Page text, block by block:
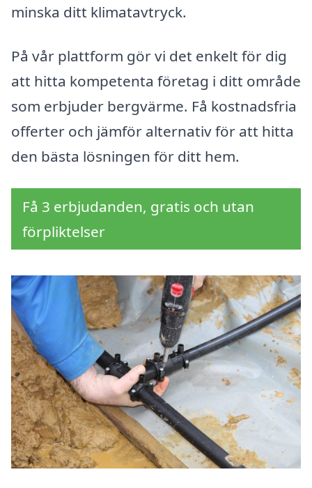
minska ditt klimatavtryck.
På vår plattform gör vi det enkelt för dig
att hitta kompetenta företag i ditt område
som erbjuder bergvärme. Få kostnadsfria
offerter och jämför alternativ för att hitta
den bästa lösningen för ditt hem.
Få 3 erbjudanden, gratis och utan
förpliktelser